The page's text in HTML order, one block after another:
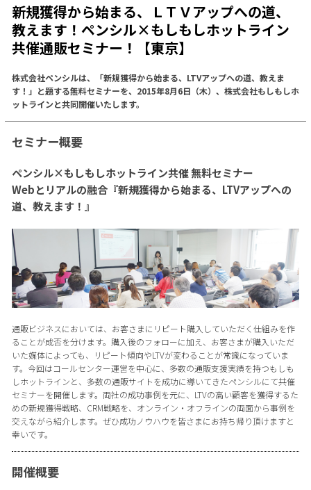
新規獲得から始まる、ＬＴＶアップへの道、
教えます！ペンシル×もしもしホットライン
共催通販セミナー！【東京】
株式会社ペンシルは、「新規獲得から始まる、LTVアップへの道、教えま
す！」と題する無料セミナーを、2015年8月6日（木）、株式会社もしもしホ
ットラインと共同開催いたします。
セミナー概要
ペンシル×もしもしホットライン共催 無料セミナー
Webとリアルの融合『新規獲得から始まる、LTVアップへの
道、教えます！』
通販ビジネスにおいては、お客さまにリピート購入していただく仕組みを作
ることが成否を分けます。購入後のフォローに加え、お客さまが購入いただ
いた媒体によっても、リピート傾向やLTVが変わることが常識になっていま
す。今回はコールセンター運営を中心に、多数の通販支援実績を持つもしも
しホットラインと、多数の通販サイトを成功に導いてきたペンシルにて共催
セミナーを開催します。両社の成功事例を元に、LTVの高い顧客を獲得するた
めの新規獲得戦略、CRM戦略を、オンライン・オフラインの両面から事例を
交えながら紹介します。ぜひ成功ノウハウを皆さまにお持ち帰り頂けますと
幸いです。
開催概要